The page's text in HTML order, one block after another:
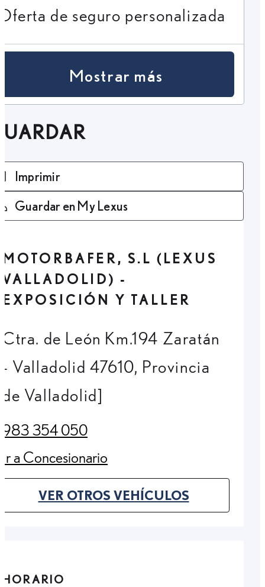
de seguro personalizada
Mostrar más
Imprimir
Guardar en My Lexus
MOTORBAFER, S.L (LEXUS
VALLADOLID) -
EXPOSICIÓN Y TALLER
Ctra. de León Km.194 Zaratán
- Valladolid 47610, Provincia
de Valladolid]
983 354 050
(Opens in new tab)
Ir a Concesionario
(Opens in new tab)
VER OTROS VEHÍCULOS
(OPENS IN NEW TAB)
HORARIO